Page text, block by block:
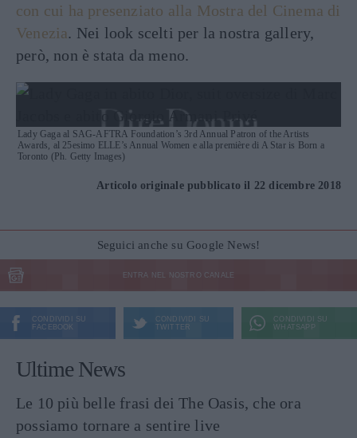
con cui ha presenziato alla Mostra del Cinema di
Venezia. Nei look scelti per la nostra gallery,
però, non è stata da meno.
Lady Gaga al SAG-AFTRA Foundation’s 3rd Annual Patron of the Artists
Awards, al 25esimo ELLE’s Annual Women e alla première di A Star is Born a
Toronto (Ph. Getty Images)
Articolo originale pubblicato il 22 dicembre 2018
Seguici anche su Google News!
ENTRA NEL NOSTRO CANALE
CONDIVIDI SU
FACEBOOK
CONDIVIDI SU
TWITTER
CONDIVIDI SU
WHATSAPP
Ultime News
Le 10 più belle frasi dei The Oasis, che ora
possiamo tornare a sentire live